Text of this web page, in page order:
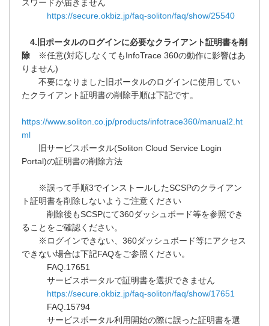
スワードが届きません
https://secure.okbiz.jp/faq-soliton/faq/show/25540
4.旧ポータルのログインに必要なクライアント証明書を削
除
※任意(対応しなくてもInfoTrace 360の動作に影響はあ
りません)
不要になりました旧ポータルのログインに使用してい
たクライアント証明書の削除手順は下記です。
https://www.soliton.co.jp/products/infotrace360/manual2.ht
ml
旧サービスポータル(Soliton Cloud Service Login
Portal)の証明書の削除方法
※誤って手順3でインストールしたSCSPのクライアン
ト証明書を削除しないようご注意ください
削除後もSCSPにて360ダッシュボード等を参照でき
ることをご確認ください。
※ログインできない、360ダッシュボード等にアクセス
できない場合は下記FAQをご参照ください。
FAQ.17651
サービスポータルで証明書を選択できません
https://secure.okbiz.jp/faq-soliton/faq/show/17651
FAQ.15794
サービスポータル利用開始の際に誤った証明書を選